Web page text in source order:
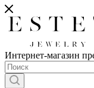
Интернет-магазин